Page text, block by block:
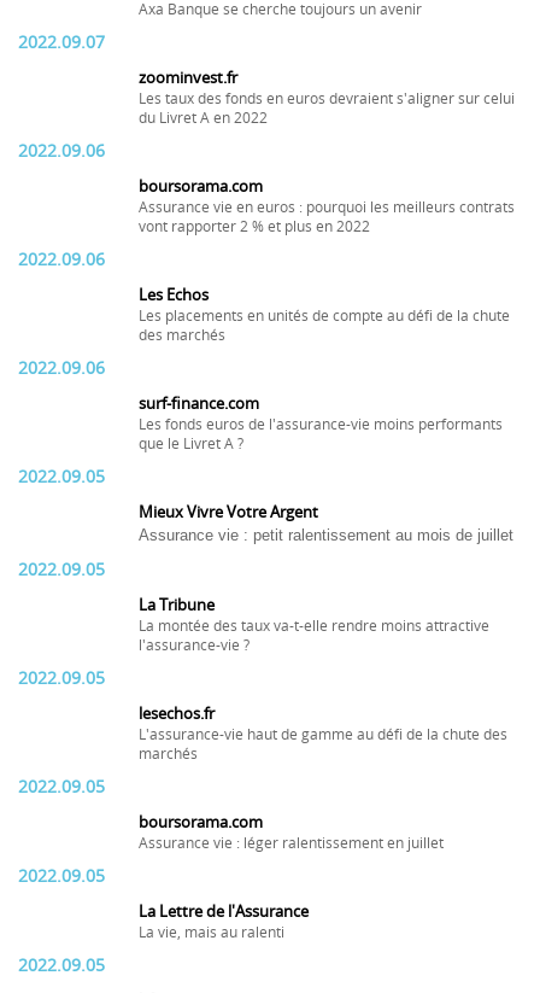
Axa Banque se cherche toujours un avenir
2022.09.07
zoominvest.fr
Les taux des fonds en euros devraient s'aligner sur celui
du Livret A en 2022
2022.09.06
boursorama.com
Assurance vie en euros : pourquoi les meilleurs contrats
vont rapporter 2 % et plus en 2022
2022.09.06
Les Echos
Les placements en unités de compte au défi de la chute
des marchés
2022.09.06
surf-finance.com
Les fonds euros de l'assurance-vie moins performants
que le Livret A ?
2022.09.05
Mieux Vivre Votre Argent
Assurance vie : petit ralentissement au mois de juillet
2022.09.05
La Tribune
La montée des taux va-t-elle rendre moins attractive
l'assurance-vie ?
2022.09.05
lesechos.fr
L'assurance-vie haut de gamme au défi de la chute des
marchés
2022.09.05
boursorama.com
Assurance vie : léger ralentissement en juillet
2022.09.05
La Lettre de l'Assurance
La vie, mais au ralenti
2022.09.05